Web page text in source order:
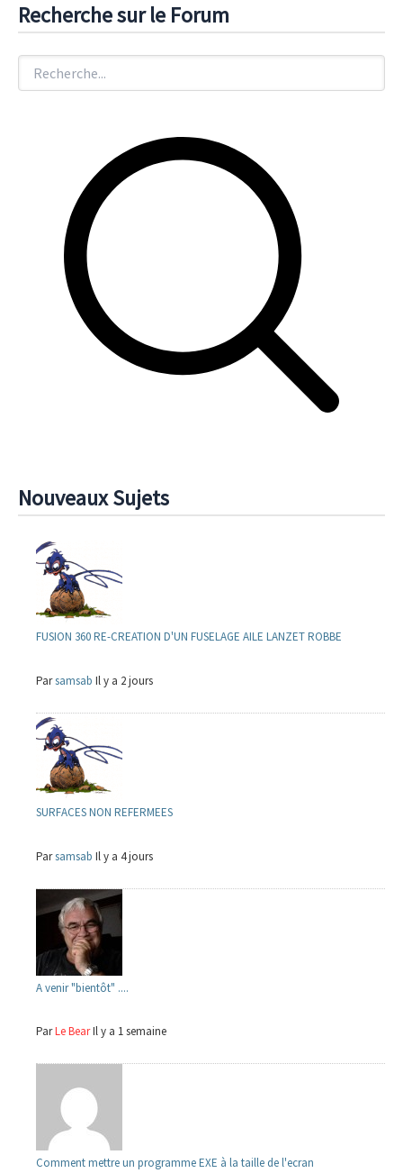
Recherche sur le Forum
Nouveaux Sujets
FUSION 360 RE-CREATION D'UN FUSELAGE AILE LANZET ROBBE
Parsamsab Il y a 2 jours
SURFACES NON REFERMEES
Parsamsab Il y a 4 jours
A venir "bientôt" ....
ParLe BearIl y a 1 semaine
Comment mettre un programme EXE à la taille de l'ecran